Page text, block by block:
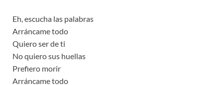
Eh, escucha las palabras
Arráncame todo
Quiero ser de ti
No quiero sus huellas
Prefiero morir
Arráncame todo